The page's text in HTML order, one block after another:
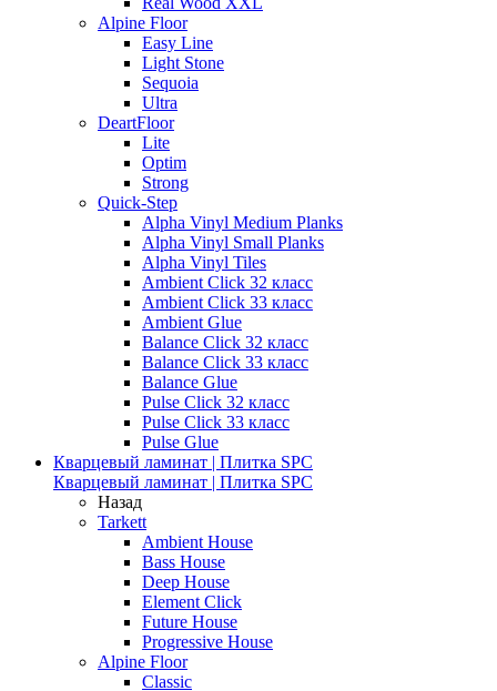
Alpine Floor
Easy Line
Light Stone
Sequoia
Ultra
DeartFloor
Lite
Optim
Strong
Quick-Step
Alpha Vinyl Medium Planks
Alpha Vinyl Small Planks
Alpha Vinyl Tiles
Ambient Click 32 класс
Ambient Click 33 класс
Ambient Glue
Balance Click 32 класс
Balance Click 33 класс
Balance Glue
Pulse Click 32 класс
Pulse Click 33 класс
Pulse Glue
Кварцевый ламинат | Плитка SPC
Кварцевый ламинат | Плитка SPC
Назад
Tarkett
Ambient House
Bass House
Deep House
Element Click
Future House
Progressive House
Alpine Floor
Classic